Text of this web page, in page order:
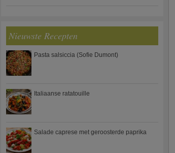
Nieuwste Recepten
Pasta salsiccia (Sofie Dumont)
Italiaanse ratatouille
Salade caprese met geroosterde paprika